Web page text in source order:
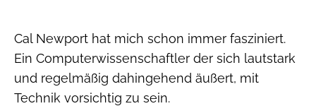
Cal Newport hat mich schon immer fasziniert.
Ein Computerwissenschaftler der sich lautstark
und regelmäßig dahingehend äußert, mit
Technik vorsichtig zu sein.